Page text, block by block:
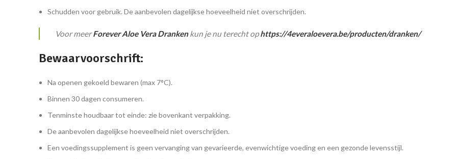
Schudden voor gebruik. De aanbevolen dagelijkse hoeveelheid niet overschrijden.
Voor meerForever Aloe Vera Drankenkun je nu terecht ophttps://4everaloevera.be/producten/dranken/
Bewaarvoorschrift:
Na openen gekoeld bewaren (max 7°C).
Binnen 30 dagen consumeren.
Tenminste houdbaar tot einde: zie bovenkant verpakking.
De aanbevolen dagelijkse hoeveelheid niet overschrijden.
Een voedingssupplement is geen vervanging van gevarieerde, evenwichtige voeding en een gezonde levensstijl.